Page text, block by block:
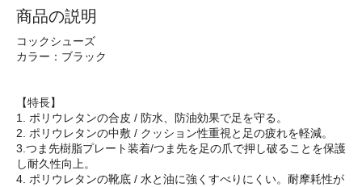
商品の説明
コックシューズ
カラー：ブラック
【特長】
1. ポリウレタンの合皮 / 防水、防油効果で足を守る。
2. ポリウレタンの中敷 / クッション性重視と足の疲れを軽減。
3.つま先樹脂プレート装着/つま先を足の爪で押し破ることを保護
し耐久性向上。
4. ポリウレタンの靴底 / 水と油に強くすべりにくい。耐摩耗性が